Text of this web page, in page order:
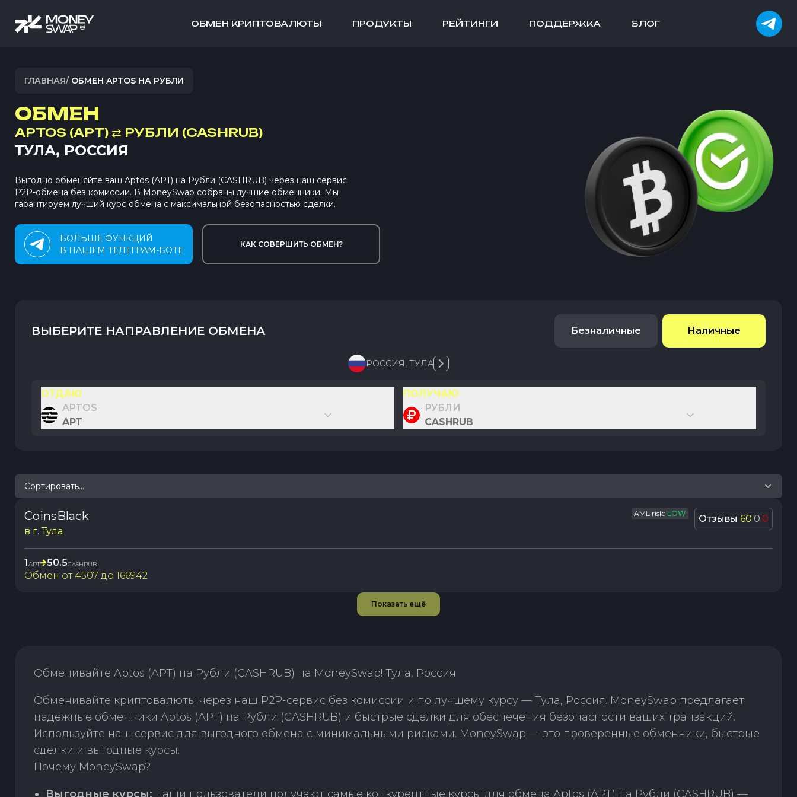
ОБМЕН КРИПТОВАЛЮТЫ ПРОДУКТЫ РЕЙТИНГИ ПОДДЕРЖКА БЛОГ
ГЛАВНАЯ/ ОБМЕН APTOS НА РУБЛИ
ОБМЕН
APTOS (APT) ⇄ РУБЛИ (CASHRUB)
ТУЛА, РОССИЯ
Выгодно обменяйте ваш Aptos (APT) на Рубли (CASHRUB) через наш сервис
P2P-обмена без комиссии. В MoneySwap собраны лучшие обменники. Мы
гарантируем лучший курс обмена с максимальной безопасностью сделки.
БОЛЬШЕ ФУНКЦИЙ
В НАШЕМ ТЕЛЕГРАМ-БОТЕ
КАК СОВЕРШИТЬ ОБМЕН?
ВЫБЕРИТЕ НАПРАВЛЕНИЕ ОБМЕНА Безналичные Наличные
РОССИЯ, ТУЛА
ОТДАЮ
APTOS
APT
ПОЛУЧАЮ
РУБЛИ
CASHRUB
Сортировать...
CoinsBlack AML risk: LOW
в г. Тула
Отзывы 60|0|0
1APT 50.5CASHRUB
Обмен от4507 до 166942
Показать ещё
Обменивайте Aptos (APT) на Рубли (CASHRUB) на MoneySwap! Тула, Россия
Обменивайте криптовалюты через наш P2P-сервис без комиссии и по лучшему курсу — Тула, Россия. MoneySwap предлагает
надежные обменники Aptos (APT) на Рубли (CASHRUB) и быстрые сделки для обеспечения безопасности ваших транзакций.
Используйте наш сервис для выгодного обмена с минимальными рисками. MoneySwap — это проверенные обменники, быстрые
сделки и выгодные курсы.
Почему MoneySwap?
Выгодные курсы: наши пользователи получают самые конкурентные курсы для обмена Aptos (APT) на Рубли (CASHRUB) —